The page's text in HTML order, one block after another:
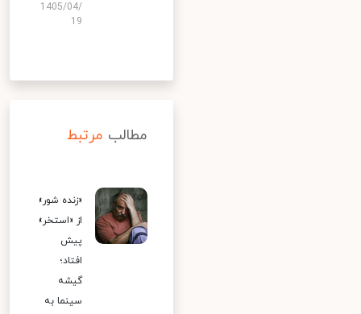
1405/04/
19
مطالب مرتبط
«زنده شور»
از «استخر»
پیش
افتاد؛
گیشه
سینما به